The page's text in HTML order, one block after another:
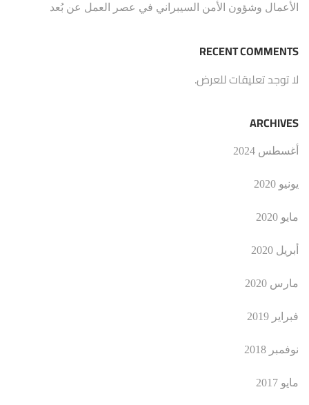
الأعمال وشؤون الأمن السيبراني في عصر العمل عن بُعد
RECENT COMMENTS
لا توجد تعليقات للعرض.
ARCHIVES
أغسطس 2024
يونيو 2020
مايو 2020
أبريل 2020
مارس 2020
فبراير 2019
نوفمبر 2018
مايو 2017